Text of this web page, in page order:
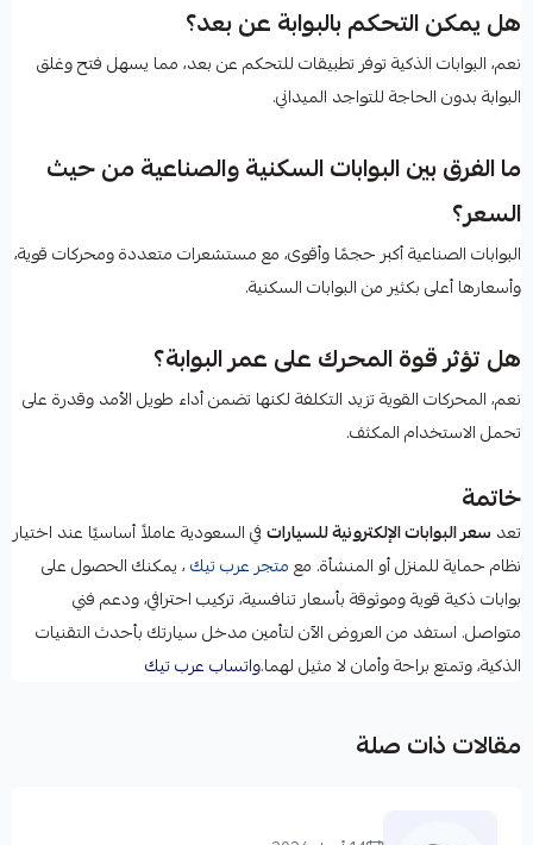
هل يمكن التحكم بالبوابة عن بعد؟
نعم، البوابات الذكية توفر تطبيقات للتحكم عن بعد، مما يسهل فتح وغلق
البوابة بدون الحاجة للتواجد الميداني.
ما الفرق بين البوابات السكنية والصناعية من حيث
السعر؟
البوابات الصناعية أكبر حجمًا وأقوى، مع مستشعرات متعددة ومحركات قوية،
وأسعارها أعلى بكثير من البوابات السكنية.
هل تؤثر قوة المحرك على عمر البوابة؟
نعم، المحركات القوية تزيد التكلفة لكنها تضمن أداء طويل الأمد وقدرة على
تحمل الاستخدام المكثف.
خاتمة
تعد سعر البوابات الإلكترونية للسياراتفي السعودية عاملاً أساسيًا عند اختيار
نظام حماية للمنزل أو المنشأة. معمتجر عرب تيك، يمكنك الحصول على
بوابات ذكية قوية وموثوقة بأسعار تنافسية، تركيب احترافي، ودعم فني
متواصل. استفد من العروض الآن لتأمين مدخل سيارتك بأحدث التقنيات
الذكية، وتمتع براحة وأمان لا مثيل لهما.واتساب عرب تيك
مقالات ذات صلة